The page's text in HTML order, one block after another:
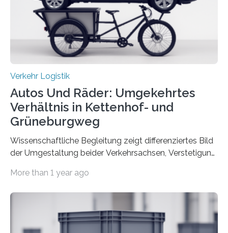
Verkehr Logistik
Autos Und Räder: Umgekehrtes
Verhältnis in Kettenhof- und
Grüneburgweg
Wissenschaftliche Begleitung zeigt differenziertes Bild
der Umgestaltung beider Verkehrsachsen, Verstetigung
fördern sowie die Wohn- und Aufenthaltsqualität zu
an der Achse Kettenhofweg/Robert-Mayer-Straße
durch. Wie diese angenommen werden und was sie
More than 1 year ago